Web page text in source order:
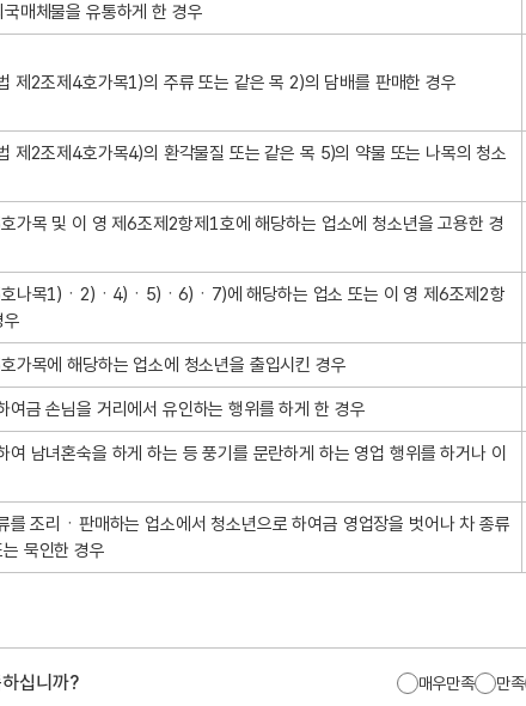
매체물을 유통하게 한 경우
제2조제4호가목1)의 주류 또는 같은 목 2)의 담배를 판매한 경우
제2조제4호가목4)의 환각물질 또는 같은 목 5)의 약물 또는 나목의 청소
가목 및 이 영 제6조제2항제1호에 해당하는 업소에 청소년을 고용한 경
나목1)ㆍ2)ㆍ4)ㆍ5)ㆍ6)ㆍ7)에 해당하는 업소 또는 이 영 제6조제2항
우
목에 해당하는 업소에 청소년을 출입시킨 경우
금 손님을 거리에서 유인하는 행위를 하게 한 경우
남녀혼숙을 하게 하는 등 풍기를 문란하게 하는 영업 행위를 하거나 이
조리ㆍ판매하는 업소에서 청소년으로 하여금 영업장을 벗어나 차 종류
묵인한 경우
십니까? 매우만족 만족